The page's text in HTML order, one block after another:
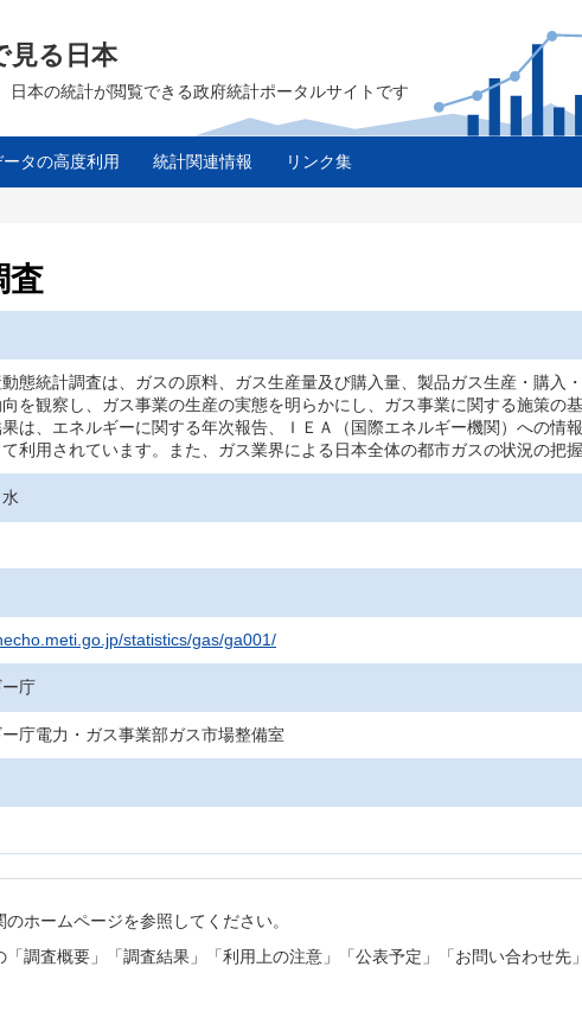
見る日本
日本の統計が閲覧できる政府統計ポータルサイトです
タの高度利用 統計関連情報 リンク集
査
態統計調査は、ガスの原料、ガス生産量及び購入量、製品ガス生産・購入
を観察し、ガス事業の生産の実態を明らかにし、ガス事業に関する施策の
は、エネルギーに関する年次報告、ＩＥＡ（国際エネルギー機関）への情
利用されています。また、ガス業界による日本全体の都市ガスの状況の把
statistics/gas/ga001/
庁
庁電力・ガス事業部ガス市場整備室
ホームページを参照してください。
調査概要」「調査結果」「利用上の注意」「公表予定」「お問い合わせ先